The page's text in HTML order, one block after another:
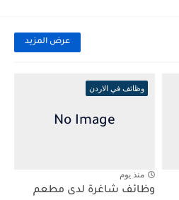
عرض المزيد
وظائف في الاردن
منذ يوم
وظائف شاغرة لدى مطعم